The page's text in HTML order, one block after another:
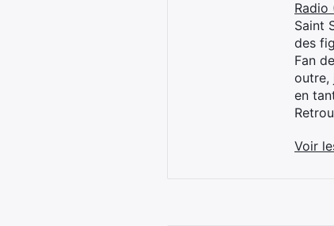
Radio
Saint
des
Fan
outre,
en
Voir